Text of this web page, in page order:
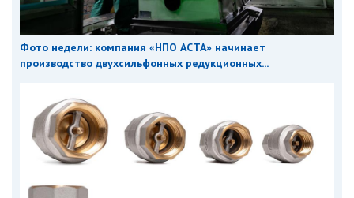
Фото недели: компания «НПО АСТА» начинает
производство двухсильфонных редукционных...